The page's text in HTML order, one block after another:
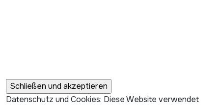
Datenschutz und Cookies: Diese Website verwendet